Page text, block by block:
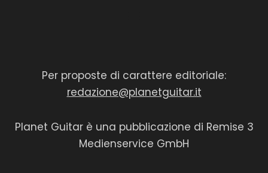
Per proposte di carattere editoriale:
redazione@planetguitar.it
Planet Guitar è una pubblicazione di Remise 3
Medienservice GmbH